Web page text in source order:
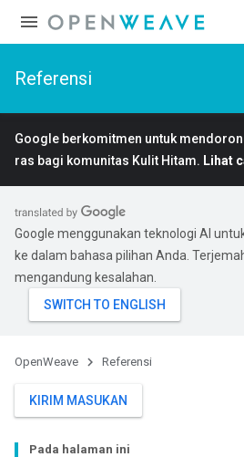
Referensi
Google berkomitmen untuk
ras bagi komunitas Kulit Hitam. Lihat
Google menggunakan teknologi AI
ke dalam bahasa pilihan Anda.
mengandung kesalahan.
OpenWeave Referensi
KIRIM MASUKAN
Pada halaman ini